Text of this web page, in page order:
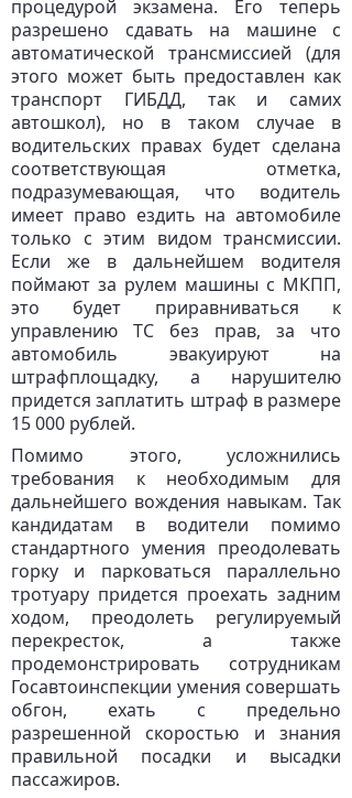
процедурой экзамена. Его теперь
разрешено сдавать на машине с
автоматической трансмиссией (для
этого может быть предоставлен как
транспорт ГИБДД, так и самих
автошкол), но в таком случае в
водительских правах будет сделана
соответствующая отметка,
подразумевающая, что водитель
имеет право ездить на автомобиле
только с этим видом трансмиссии.
Если же в дальнейшем водителя
поймают за рулем машины с МКПП,
это будет приравниваться к
управлению ТС без прав, за что
автомобиль эвакуируют на
штрафплощадку, а нарушителю
придется заплатить штраф в размере
15 000 рублей.
Помимо этого, усложнились
требования к необходимым для
дальнейшего вождения навыкам. Так
кандидатам в водители помимо
стандартного умения преодолевать
горку и парковаться параллельно
тротуару придется проехать задним
ходом, преодолеть регулируемый
перекресток, а также
продемонстрировать сотрудникам
Госавтоинспекции умения совершать
обгон, ехать с предельно
разрешенной скоростью и знания
правильной посадки и высадки
пассажиров.